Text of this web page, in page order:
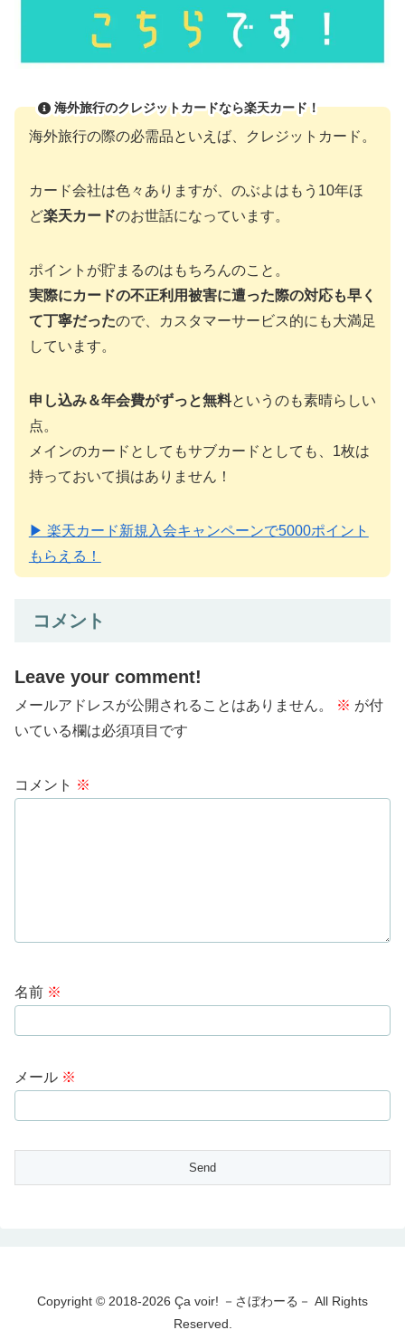
海外旅行のクレジットカードなら楽天カード！
海外旅行の際の必需品といえば、クレジットカード。
カード会社は色々ありますが、のぶよはもう10年ほ
ど楽天カードのお世話になっています。
ポイントが貯まるのはもちろんのこと。
実際にカードの不正利用被害に遭った際の対応も早く
て丁寧だったので、カスタマーサービス的にも大満足
しています。
申し込み＆年会費がずっと無料というのも素晴らしい
点。
メインのカードとしてもサブカードとしても、1枚は
持っておいて損はありません！
▶ 楽天カード新規入会キャンペーンで5000ポイント
もらえる！
コメント
Leave your comment!
メールアドレスが公開されることはありません。 ※ が付
いている欄は必須項目です
コメント ※
名前 ※
メール ※
Copyright © 2018-2026 Ça voir! －さぼわーる－ All Rights
Reserved.